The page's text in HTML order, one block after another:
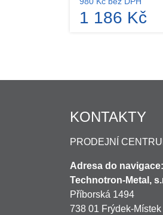
1 186 Kč
KONTAKTY
PRODEJNÍ
Adresa do navigace:
Technotron-Metal,
Příborská 1494
738 01 Frýdek-Místek